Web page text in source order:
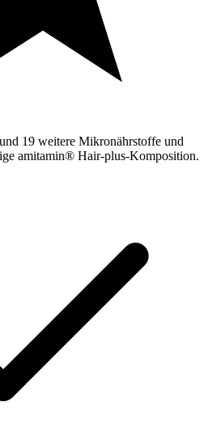
und 19 weitere Mikronährstoffe und
amitamin® Hair-plus-Komposition.